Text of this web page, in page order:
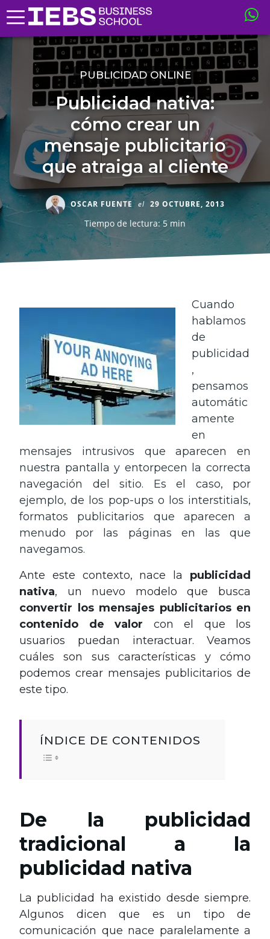
PUBLICIDAD ONLINE
Publicidad nativa:
cómo crear un
mensaje publicitario
que atraiga al cliente
OSCAR FUENTE el 29 OCTUBRE, 2013
Tiempo de lectura: 5 min
Cuando
hablamos
de
publicidad
,
pensamos
automátic
amente
en
mensajes intrusivos que aparecen en
nuestra pantalla y entorpecen la correcta
navegación del sitio. Es el caso, por
ejemplo, de los pop-ups o los interstitials,
formatos publicitarios que aparecen a
menudo por las páginas en las que
navegamos.
Ante este contexto, nace la publicidad
nativa, un nuevo modelo que busca
convertir los mensajes publicitarios en
contenido de valor con el que los
usuarios puedan interactuar. Veamos
cuáles son sus características y cómo
podemos crear mensajes publicitarios de
este tipo.
ÍNDICE DE CONTENIDOS
De la publicidad
tradicional a la
publicidad nativa
La publicidad ha existido desde siempre.
Algunos dicen que es un tipo de
comunicación que nace paralelamente a